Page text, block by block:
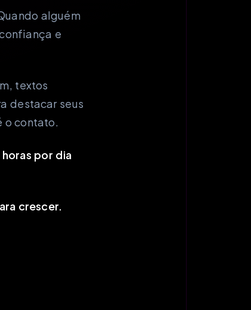
alguém
e
textos
destacar seus
o contato.
por dia
crescer.